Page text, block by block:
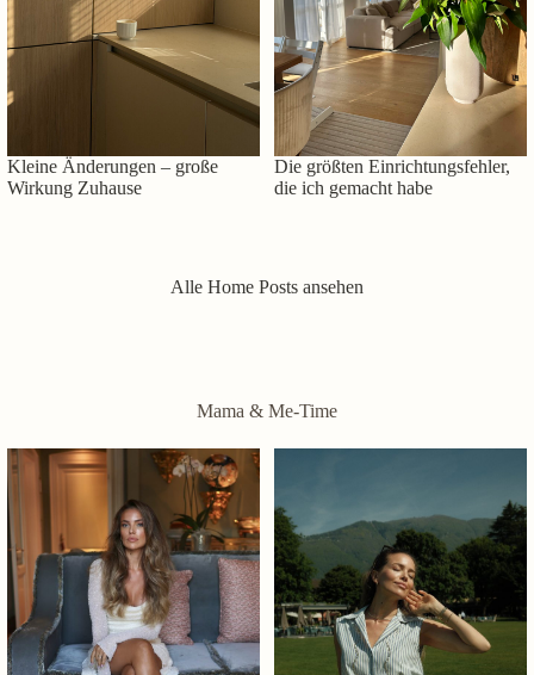
Kleine Änderungen – große
Wirkung Zuhause
Die größten Einrichtungsfehler,
die ich gemacht habe
Alle Home Posts ansehen
Mama & Me-Time